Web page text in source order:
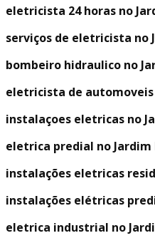
eletricista 24 horas no
serviços de eletricista no
bombeiro hidraulico no
eletricista de automoveis
instalaçoes eletricas no
eletrica predial no Jardim
instalações eletricas
instalações elétricas
eletrica industrial no